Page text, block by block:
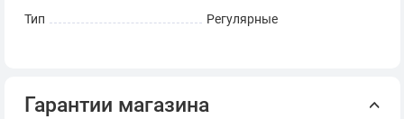
Тип
Регулярные
Гарантии магазина